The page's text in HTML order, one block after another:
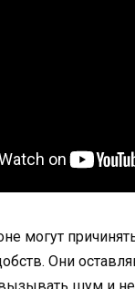
могут
Они